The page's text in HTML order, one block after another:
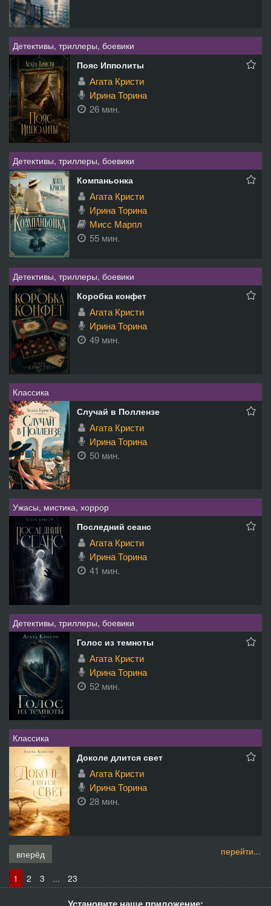
Детективы, триллеры, боевики
Пояс Ипполиты
Агата Кристи
Ирина Торина
26 мин.
Детективы, триллеры, боевики
Компаньонка
Агата Кристи
Ирина Торина
Мисс Марпл
55 мин.
Детективы, триллеры, боевики
Коробка конфет
Агата Кристи
Ирина Торина
49 мин.
Классика
Случай в Поллензе
Агата Кристи
Ирина Торина
50 мин.
Ужасы, мистика, хоррор
Последний сеанс
Агата Кристи
Ирина Торина
41 мин.
Детективы, триллеры, боевики
Голос из темноты
Агата Кристи
Ирина Торина
52 мин.
Классика
Доколе длится свет
Агата Кристи
Ирина Торина
28 мин.
перейти...
вперёд
1
2 3 ... 23